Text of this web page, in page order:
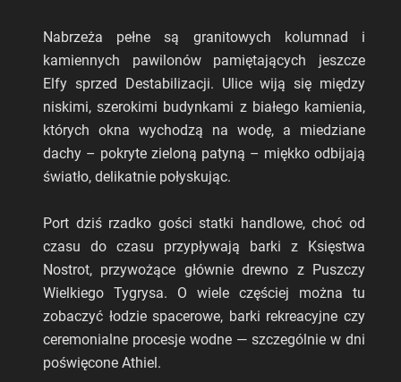
Nabrzeża pełne są granitowych kolumnad i
kamiennych pawilonów pamiętających jeszcze
Elfy sprzed Destabilizacji. Ulice wiją się między
niskimi, szerokimi budynkami z białego kamienia,
których okna wychodzą na wodę, a miedziane
dachy – pokryte zieloną patyną – miękko odbijają
światło, delikatnie połyskując.
Port dziś rzadko gości statki handlowe, choć od
czasu do czasu przypływają barki z Księstwa
Nostrot, przywożące głównie drewno z Puszczy
Wielkiego Tygrysa. O wiele częściej można tu
zobaczyć łodzie spacerowe, barki rekreacyjne czy
ceremonialne procesje wodne — szczególnie w dni
poświęcone Athiel.